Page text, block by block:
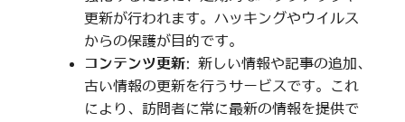
更新が行われます。ハッキングやウイルス
からの保護が目的です。
コンテンツ更新: 新しい情報や記事の追加、
古い情報の更新を行うサービスです。これ
により、訪問者に常に最新の情報を提供で